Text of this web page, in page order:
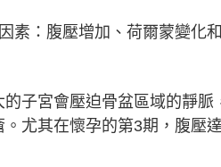
素：腹壓增加、荷爾蒙變化
子宮會壓迫骨盆區域的靜
尤其在懷孕的第3期，腹壓